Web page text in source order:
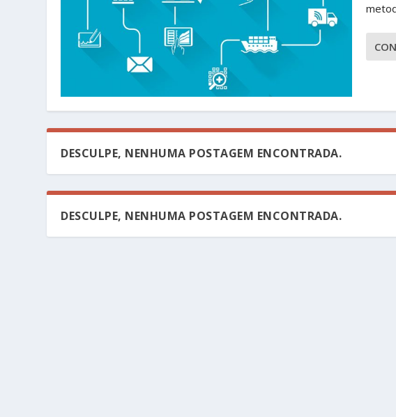
DESCULPE, NENHUMA POSTAGEM ENCONTRADA.
DESCULPE, NENHUMA POSTAGEM ENCONTRADA.